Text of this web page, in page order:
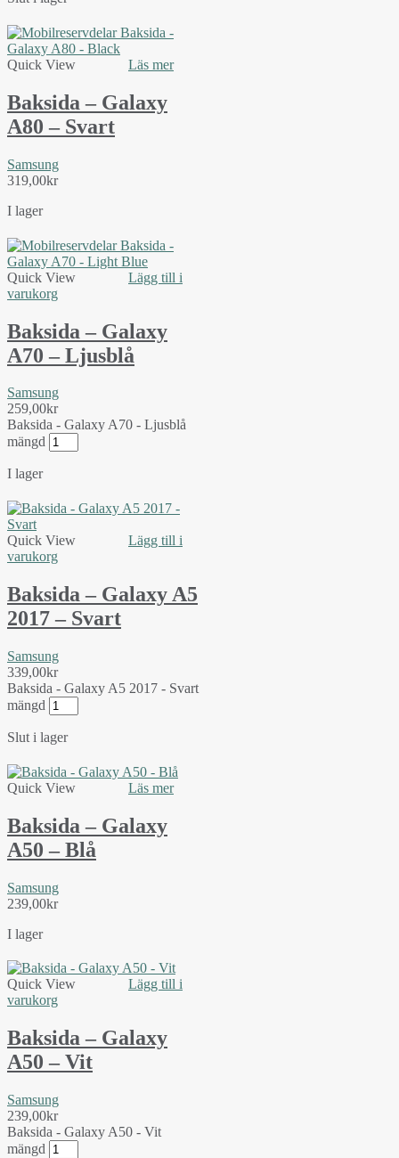
Quick View Läs mer
Baksida – Galaxy
A80 – Svart
Samsung
319,00kr
I lager
Quick View
Lägg till i
varukorg
Baksida – Galaxy
A70 – Ljusblå
Samsung
259,00kr
Baksida - Galaxy A70 - Ljusblå
mängd
I lager
Quick View
Lägg till i
varukorg
Baksida – Galaxy A5
2017 – Svart
Samsung
339,00kr
Baksida - Galaxy A5 2017 - Svart
mängd
Slut i lager
Quick View Läs mer
Baksida – Galaxy
A50 – Blå
Samsung
239,00kr
I lager
Quick View
Lägg till i
varukorg
Baksida – Galaxy
A50 – Vit
Samsung
239,00kr
Baksida - Galaxy A50 - Vit
mängd